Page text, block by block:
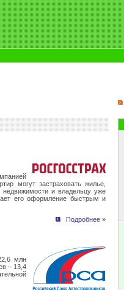
могут застраховать жилье,
недвижимости и владельцу уже
его оформление быстрым и
Подробнее »
млн
– 13,4